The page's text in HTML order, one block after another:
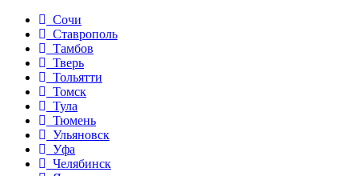
Сочи
Ставрополь
Тамбов
Тверь
Тольятти
Томск
Тула
Тюмень
Ульяновск
Уфа
Челябинск